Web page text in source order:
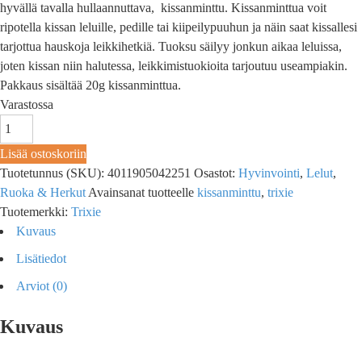
hyvällä tavalla hullaannuttava, kissanminttu. Kissanminttua voit
ripotella kissan leluille, pedille tai kiipeilypuuhun ja näin saat kissallesi
tarjottua hauskoja leikkihetkiä. Tuoksu säilyy jonkun aikaa leluissa,
joten kissan niin halutessa, leikkimistuokioita tarjoutuu useampiakin.
Pakkaus sisältää 20g kissanminttua.
Varastossa
Lisää ostoskoriin
Tuotetunnus (SKU): 4011905042251 Osastot: Hyvinvointi, Lelut,
Ruoka & Herkut Avainsanat tuotteelle kissanminttu, trixie
Tuotemerkki: Trixie
Kuvaus
Lisätiedot
Arviot (0)
Kuvaus